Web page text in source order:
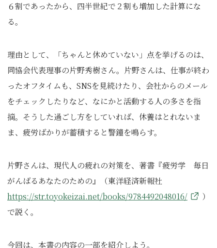
６割であったから、四半世紀で２割も増加した計算にな
る。
理由として、「ちゃんと休めていない」点を挙げるのは、
同協会代表理事の片野秀樹さん。片野さんは、仕事が終わ
ったオフタイムも、SNSを見続けたり、会社からのメール
をチェックしたりなど、なにかと活動する人の多さを指
摘。そうした過ごし方をしていれば、休養はとれないま
ま、疲労ばかりが蓄積すると警鐘を鳴らす。
片野さんは、現代人の疲れの対策を、著書『疲労学 毎日
がんばるあなたのための』（東洋経済新報社
https://str.toyokeizai.net/books/9784492048016/
）
で説く。
今回は、本書の内容の一部を紹介しよう。